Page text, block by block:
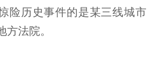
险历史事件的是某三线城市
方法院。